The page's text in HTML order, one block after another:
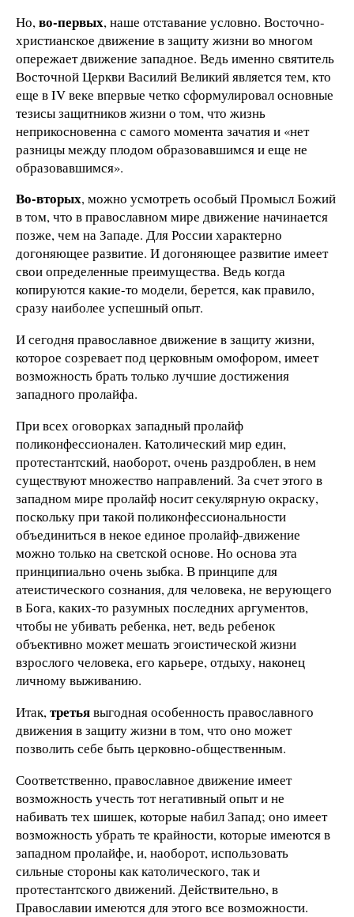
Но, во-первых, наше отставание условно. Восточно-
христианское движение в защиту жизни во многом
опережает движение западное. Ведь именно святитель
Восточной Церкви Василий Великий является тем, кто
еще в IV веке впервые четко сформулировал основные
тезисы защитников жизни о том, что жизнь
неприкосновенна с самого момента зачатия и «нет
разницы между плодом образовавшимся и еще не
образовавшимся».
Во-вторых, можно усмотреть особый Промысл Божий
в том, что в православном мире движение начинается
позже, чем на Западе. Для России характерно
догоняющее развитие. И догоняющее развитие имеет
свои определенные преимущества. Ведь когда
копируются какие-то модели, берется, как правило,
сразу наиболее успешный опыт.
И сегодня православное движение в защиту жизни,
которое созревает под церковным омофором, имеет
возможность брать только лучшие достижения
западного пролайфа.
При всех оговорках западный пролайф
поликонфессионален. Католический мир един,
протестантский, наоборот, очень раздроблен, в нем
существуют множество направлений. За счет этого в
западном мире пролайф носит секулярную окраску,
поскольку при такой поликонфессиональности
объединиться в некое единое пролайф-движение
можно только на светской основе. Но основа эта
принципиально очень зыбка. В принципе для
атеистического сознания, для человека, не верующего
в Бога, каких-то разумных последних аргументов,
чтобы не убивать ребенка, нет, ведь ребенок
объективно может мешать эгоистической жизни
взрослого человека, его карьере, отдыху, наконец
личному выживанию.
Итак,третьявыгодная особенность православного
движения в защиту жизни в том, что оно может
позволить себе быть церковно-общественным.
Соответственно, православное движение имеет
возможность учесть тот негативный опыт и не
набивать тех шишек, которые набил Запад; оно имеет
возможность убрать те крайности, которые имеются в
западном пролайфе, и, наоборот, использовать
сильные стороны как католического, так и
протестантского движений. Действительно, в
Православии имеются для этого все возможности.